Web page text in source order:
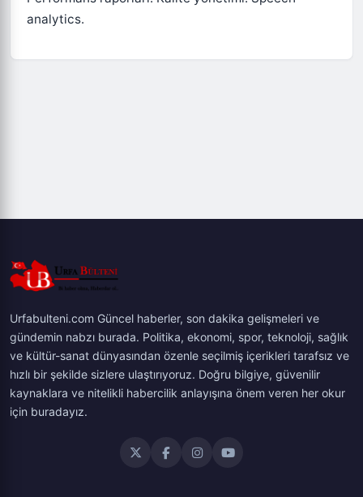
analytics.
Urfabulteni.com Güncel haberler, son dakika gelişmeleri ve
gündemin nabzı burada. Politika, ekonomi, spor, teknoloji, sağlık
ve kültür-sanat dünyasından özenle seçilmiş içerikleri tarafsız ve
hızlı bir şekilde sizlere ulaştırıyoruz. Doğru bilgiye, güvenilir
kaynaklara ve nitelikli habercilik anlayışına önem veren her okur
için buradayız.